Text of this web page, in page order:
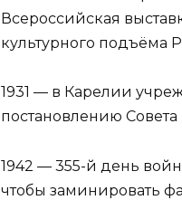
Всероссийская
культурного подъёма
1931 — в Карелии
постановлению
1942 — 355-й день
чтобы заминировать